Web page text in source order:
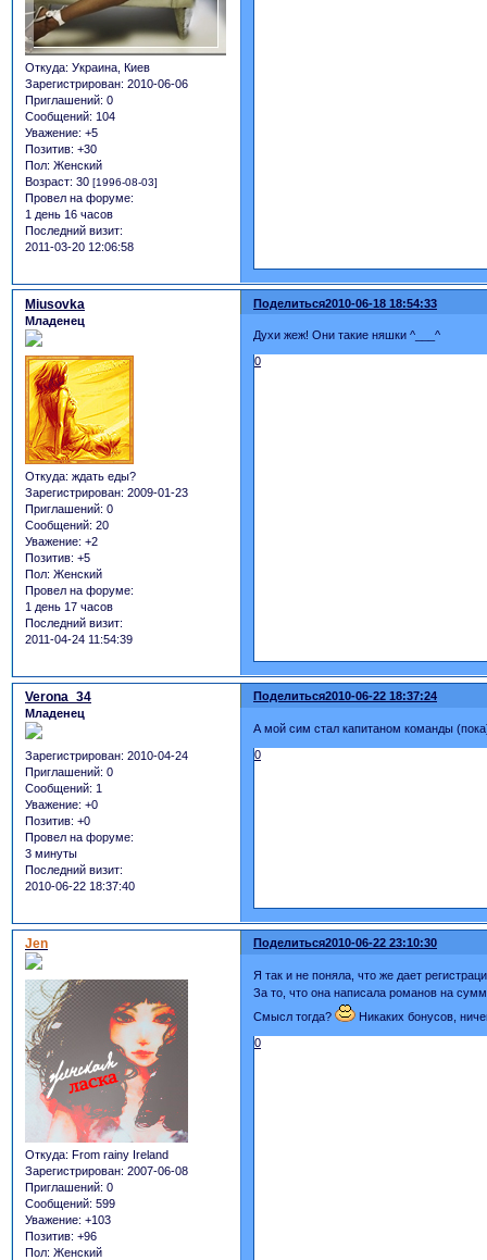
Откуда: Украина, Киев
Зарегистрирован: 2010-06-06
Приглашений: 0
Сообщений: 104
Уважение: +5
Позитив: +30
Пол: Женский
Возраст: 30 [1996-08-03]
Провел на форуме:
1 день 16 часов
Последний визит:
2011-03-20 12:06:58
Поделиться2010-06-18 18:54:33
Miusovka
Младенец
Откуда: ждать еды?
Зарегистрирован: 2009-01-23
Приглашений: 0
Сообщений: 20
Уважение: +2
Позитив: +5
Пол: Женский
Провел на форуме:
1 день 17 часов
Последний визит:
2011-04-24 11:54:39
Духи жеж! Они такие няшки ^___^
0
Поделиться2010-06-22 18:37:24
Verona_34
Младенец
Зарегистрирован: 2010-04-24
Приглашений: 0
Сообщений: 1
Уважение: +0
Позитив: +0
Провел на форуме:
3 минуты
Последний визит:
2010-06-22 18:37:40
А мой сим стал капитаном команды
0
Поделиться2010-06-22 23:10:30
Jen
Откуда: From rainy Ireland
Зарегистрирован: 2007-06-08
Приглашений: 0
Сообщений: 599
Уважение: +103
Позитив: +96
Пол: Женский
Я так и не поняла, что же дает
За то, что она написала романов на
Смысл тогда?
Никаких бонусов,
0